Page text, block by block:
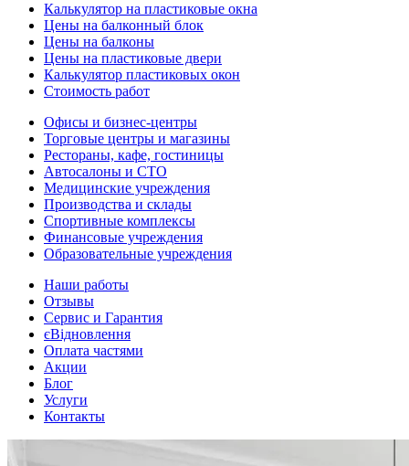
Калькулятор на пластиковые окна
Цены на балконный блок
Цены на балконы
Цены на пластиковые двери
Калькулятор пластиковых окон
Стоимость работ
Офисы и бизнес-центры
Торговые центры и магазины
Рестораны, кафе, гостиницы
Автосалоны и СТО
Медицинские учреждения
Производства и склады
Спортивные комплексы
Финансовые учреждения
Образовательные учреждения
Наши работы
Отзывы
Сервис и Гарантия
єВідновлення
Оплата частями
Акции
Блог
Услуги
Контакты